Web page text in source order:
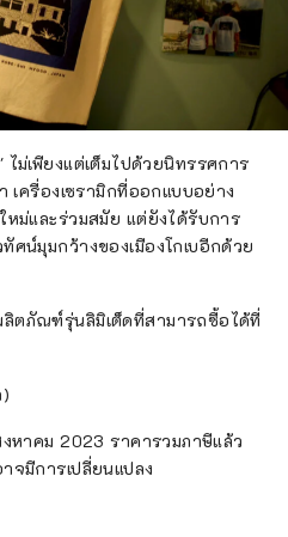
ม่เพียงแต่เต็มไปด้วยนิทรรศการ
เครื่องเซรามิกที่ออกแบบอย่าง
ม่และร่วมสมัย แต่ยังได้รับการ
ศน์มุมกว้างของเมืองโกเบอีกด้วย
ตภัณฑ์รุ่นลิมิเต็ดที่สามารถซื้อได้ที่
หาคม 2023 ราคารวมภาษีแล้ว
จมีการเปลี่ยนแปลง